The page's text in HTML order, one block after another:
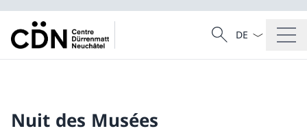
Suche
Suche
Sprach
Nuit des Musées